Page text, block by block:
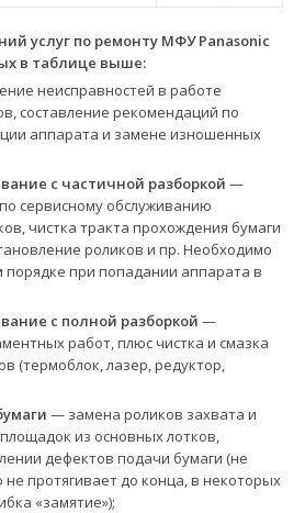
услуг по ремонту МФУ Panasonic
в таблице выше:
неисправностей в работе
составление рекомендаций по
аппарата и замене изношенных
с частичной разборкой —
сервисному обслуживанию
чистка тракта прохождения бумаги
роликов и пр. Необходимо
порядке при попадании аппарата в
с полной разборкой —
работ, плюс чистка и смазка
(термоблок, лазер, редуктор,
— замена роликов захвата и
из основных лотков,
дефектов подачи бумаги (не
не протягивает до конца, в некоторых
«замятие»);